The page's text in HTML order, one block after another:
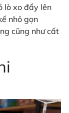
lò xo đẩy lên
nhỏ gọn
cũng như cất